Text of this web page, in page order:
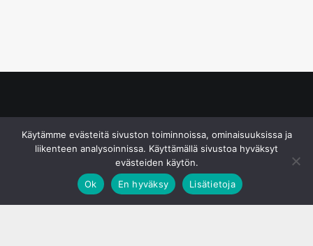
Käytämme evästeitä sivuston toiminnoissa, ominaisuuksissa ja
liikenteen analysoinnissa. Käyttämällä sivustoa hyväksyt
evästeiden käytön.
Ok
En hyväksy Lisätietoja